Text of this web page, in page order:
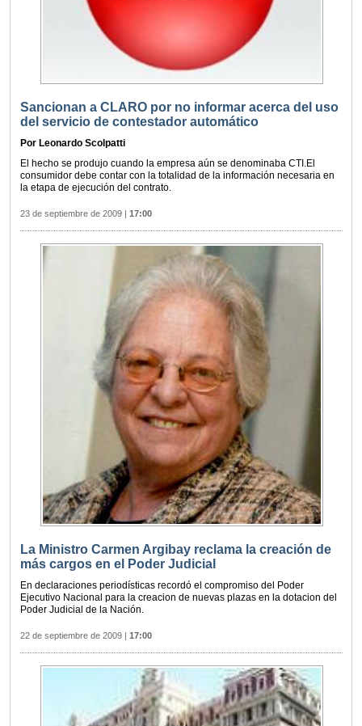
Sancionan a CLARO por no informar acerca del uso
del servicio de contestador automático
Por Leonardo Scolpatti
El hecho se produjo cuando la empresa aún se denominaba CTI.El
consumidor debe contar con la totalidad de la información necesaria en
la etapa de ejecución del contrato.
23 de septiembre de 2009 17:00
La Ministro Carmen Argibay reclama la creación de
más cargos en el Poder Judicial
En declaraciones periodísticas recordó el compromiso del Poder
Ejecutivo Nacional para la creacion de nuevas plazas en la dotacion del
Poder Judicial de la Nación.
22 de septiembre de 2009 17:00